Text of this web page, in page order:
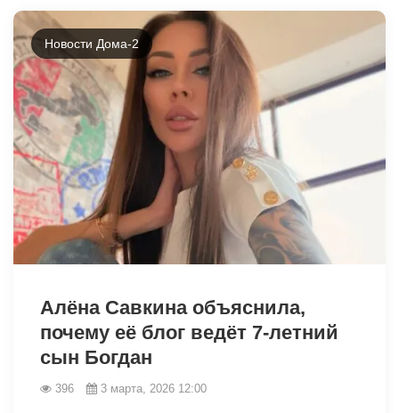
Новости Дома-2
Алёна Савкина объяснила,
почему её блог ведёт 7-летний
сын Богдан
396 3 марта, 2026 12:00